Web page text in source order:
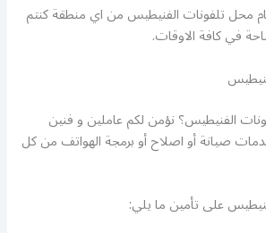
محل تلفونات الفنيطيس من اي منطقة كنتم
في كافة الاوقات.
الفنيطيس؟ نؤمن لكم عاملين و فنين
صيانة أو اصلاح أو برمجة الهواتف من كل
على تأمين ما يلي: